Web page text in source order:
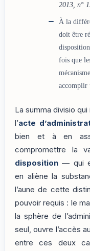
2013, n°
À la
doit être
fois que
accomplir
La summa divisio
l’acte
bien et à en
compromettre la
disposition — qui
en aliène la
l’aune de cette
pouvoir requis : le
la sphère de
seul, ouvre l’accès
entre ces deux